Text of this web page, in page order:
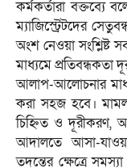
কর্মকর্তারা বক্তব্যে
ম্যাজিস্ট্রেটদের
অংশ নেওয়া
মাধ্যমে প্রতিবন্ধকতা
আলাপ-আলোচনার
করা সহজ হবে।
চিহ্নিত ও দূরীকরণ,
আদালতে আসা-
তদন্তের ক্ষেত্রে